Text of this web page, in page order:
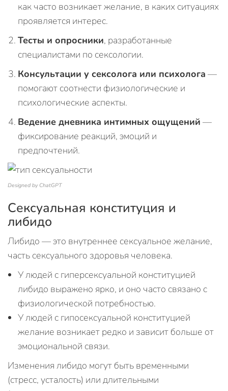
как часто возникает желание, в каких ситуациях
проявляется интерес.
Тесты и опросники, разработанные
специалистами по сексологии.
Консультации у сексолога или психолога —
помогают соотнести физиологические и
психологические аспекты.
Ведение дневника интимных ощущений —
фиксирование реакций, эмоций и
предпочтений.
Designed by ChatGPT
Сексуальная конституция и
либидо
Либидо — это внутреннее сексуальное желание,
часть сексуального здоровья человека.
У людей с гиперсексуальной конституцией
либидо выражено ярко, и оно часто связано с
физиологической потребностью.
У людей с гипосексуальной конституцией
желание возникает редко и зависит больше от
эмоциональной связи.
Изменения либидо могут быть временными
(стресс, усталость) или длительными